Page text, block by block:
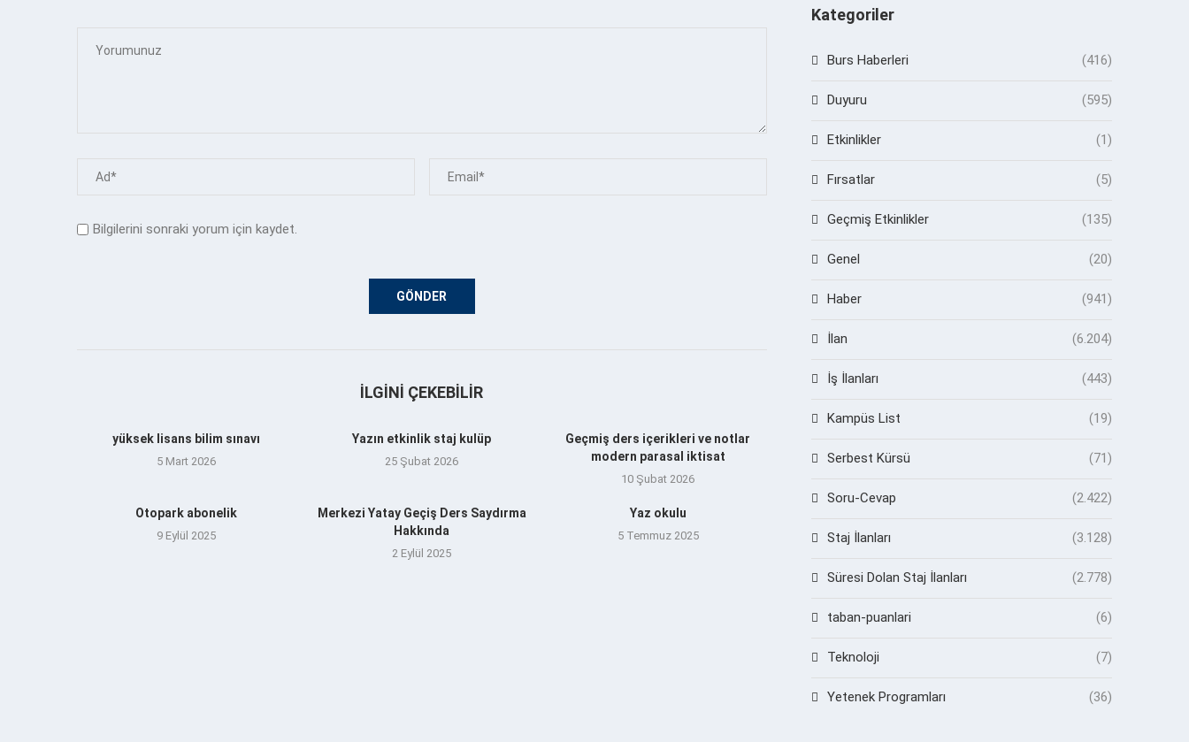
Bilgilerini sonraki yorum için kaydet.
İLGINI ÇEKEBILIR
yüksek lisans bilim sınavı
5 Mart 2026
Yazın etkinlik staj kulüp
25 Şubat 2026
Geçmiş ders içerikleri ve notlar
modern parasal iktisat
10 Şubat 2026
Otopark abonelik
9 Eylül 2025
Merkezi Yatay Geçiş Ders Saydırma
Hakkında
2 Eylül 2025
Yaz okulu
5 Temmuz 2025
Kategoriler
Burs Haberleri (416)
Duyuru (595)
Etkinlikler (1)
Fırsatlar (5)
Geçmiş Etkinlikler (135)
Genel (20)
Haber (941)
İlan (6.204)
İş İlanları (443)
Kampüs List (19)
Serbest Kürsü (71)
Soru-Cevap (2.422)
Staj İlanları (3.128)
Süresi Dolan Staj İlanları (2.778)
taban-puanlari (6)
Teknoloji (7)
Yetenek Programları (36)